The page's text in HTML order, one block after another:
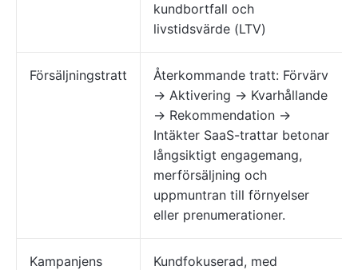
kundbortfall och
livstidsvärde (LTV)
Försäljningstratt
Återkommande tratt: Förvärv
→ Aktivering → Kvarhållande
→ Rekommendation →
Intäkter SaaS-trattar betonar
långsiktigt engagemang,
merförsäljning och
uppmuntran till förnyelser
eller prenumerationer.
Kampanjens
Kundfokuserad, med